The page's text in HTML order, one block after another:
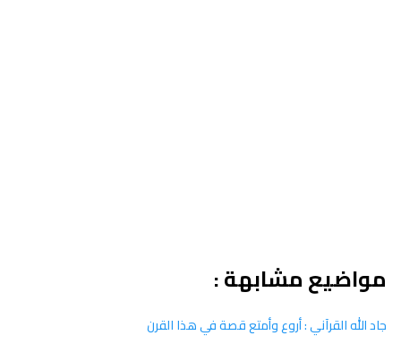
مواضيع مشابهة :
جاد الله القرآني : أروع وأمتع قصة في هذا القرن